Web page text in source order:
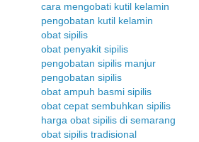
cara mengobati kutil kelamin
pengobatan kutil kelamin
obat sipilis
obat penyakit sipilis
pengobatan sipilis manjur
pengobatan sipilis
obat ampuh basmi sipilis
obat cepat sembuhkan sipilis
harga obat sipilis di semarang
obat sipilis tradisional